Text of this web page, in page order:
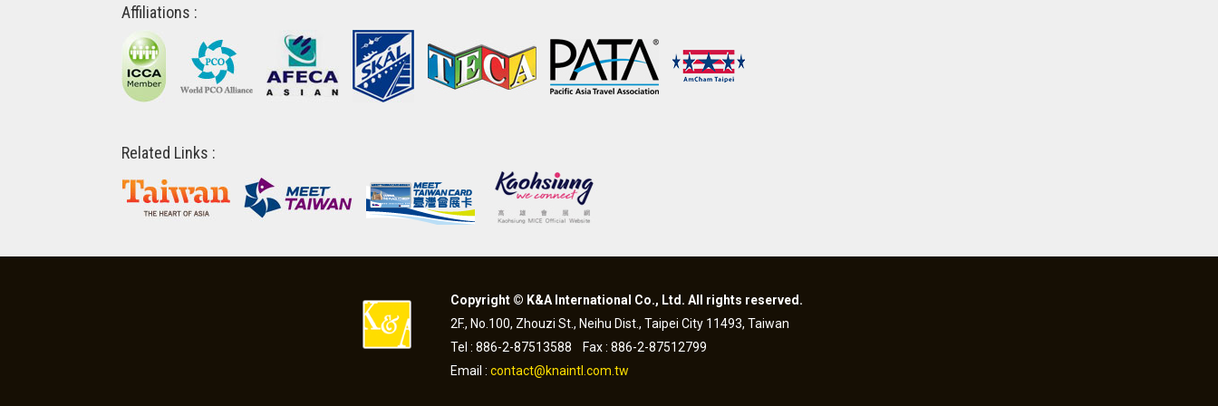
Affiliations :
Related Links :
Copyright © K&A International Co., Ltd. All rights reserved.
2F., No.100, Zhouzi St., Neihu Dist., Taipei City 11493, Taiwan
Tel : 886-2-87513588 Fax : 886-2-87512799
Email : contact@knaintl.com.tw